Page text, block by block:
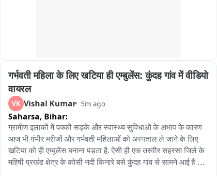
सामने आया।
गर्भवती महिला के लिए खटिया ही एम्बुलेंस: कुंदह गांव में वीडियो
वायरल
VK Vishal Kumar 5m ago
Saharsa, Bihar:
ग्रामीण इलाकों में पक्की सड़कें और स्वास्थ्य सुविधाओं के अभाव के कारण
आज भी गंभीर मरीजों और गर्भवती महिलाओं को अस्पताल ले जाने के लिए
खटिया को ही एम्बुलेंस बनाना पड़ता है. ऐसी ही एक तस्वीर सहरसा जिले के
महिषी प्रखंड क्षेत्र के कोसी नदी किनारे बसे कुंदह गांव से सामने आई है जहाँ